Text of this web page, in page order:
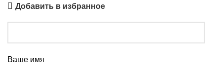
Добавить в избранное
Ваше имя